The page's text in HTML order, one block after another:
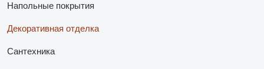
Напольные покрытия
Декоративная отделка
Сантехника